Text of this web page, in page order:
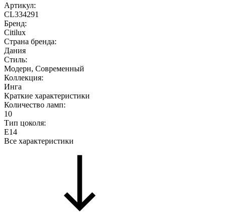
Артикул:
CL334291
Бренд:
Citilux
Страна бренда:
Дания
Стиль:
Модерн, Современный
Коллекция:
Инга
Краткие характеристики
Количество ламп:
10
Тип цоколя:
E14
Все характеристики